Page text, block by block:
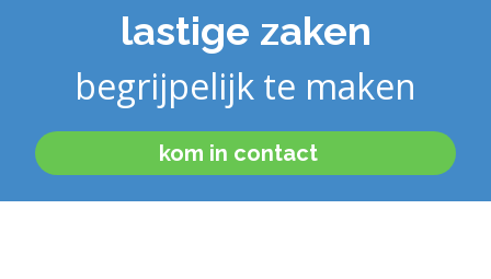
lastige zaken
begrijpelijk te maken
kom in contact